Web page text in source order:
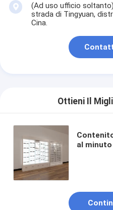
(Ad uso ufficio
strada di Tingyuan,
Cina.
Ottieni Il
al